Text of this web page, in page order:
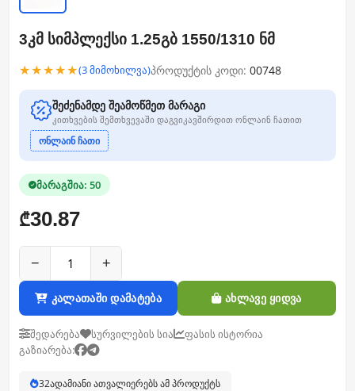
3კმ სიმპლექსი 1.25გბ 1550/1310 ნმ
★★★★★(3 მიმოხილვა)პროდუქტის კოდი: 00748
შეძენამდე შეამოწმეთ მარაგი
კითხვების შემთხვევაში დაგვიკავშირდით ონლაინ ჩათით
ონლაინ ჩათი
მარაგშია: 50
₾30.87
− +
კალათაში დამატება ახლავე ყიდვა
შედარება სურვილების სია
ფასის ისტორია
გაზიარება:
32ადამიანი ათვალიერებს ამ პროდუქტს